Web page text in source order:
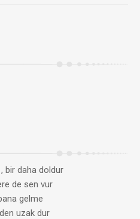
bir daha doldur
de sen vur
gelme
uzak dur